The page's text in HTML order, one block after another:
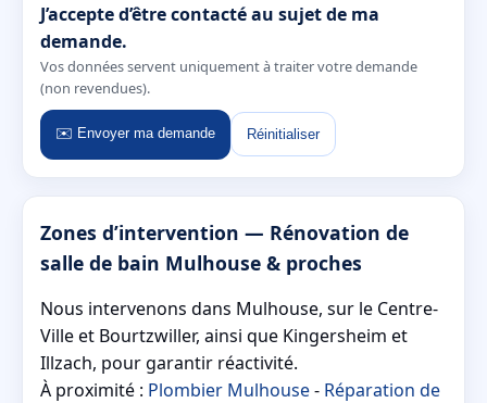
J’accepte d’être contacté au sujet de ma
demande.
Vos données servent uniquement à traiter votre demande
(non revendues).
✉️ Envoyer ma demande Réinitialiser
Zones d’intervention — Rénovation de
salle de bain Mulhouse & proches
Nous intervenons dans Mulhouse, sur le Centre-
Ville et Bourtzwiller, ainsi que Kingersheim et
Illzach, pour garantir réactivité.
À proximité : Plombier Mulhouse- Réparation de